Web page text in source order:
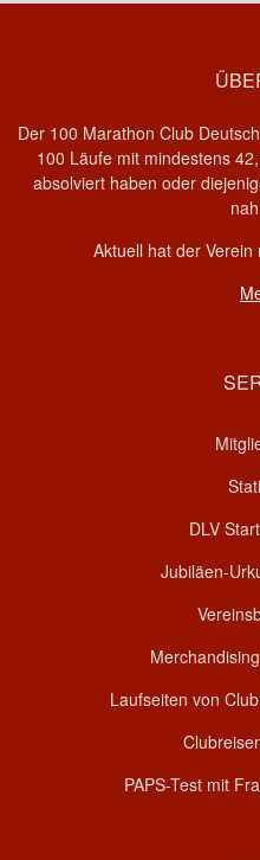
Der 100 Marathon Club
100 Läufe mit mindestens
absolviert haben oder
Aktuell hat der
DLV
Jubiläen-
Laufseiten von
PAPS-Test mit